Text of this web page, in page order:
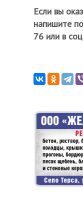
Если вы
напишите
76 или в